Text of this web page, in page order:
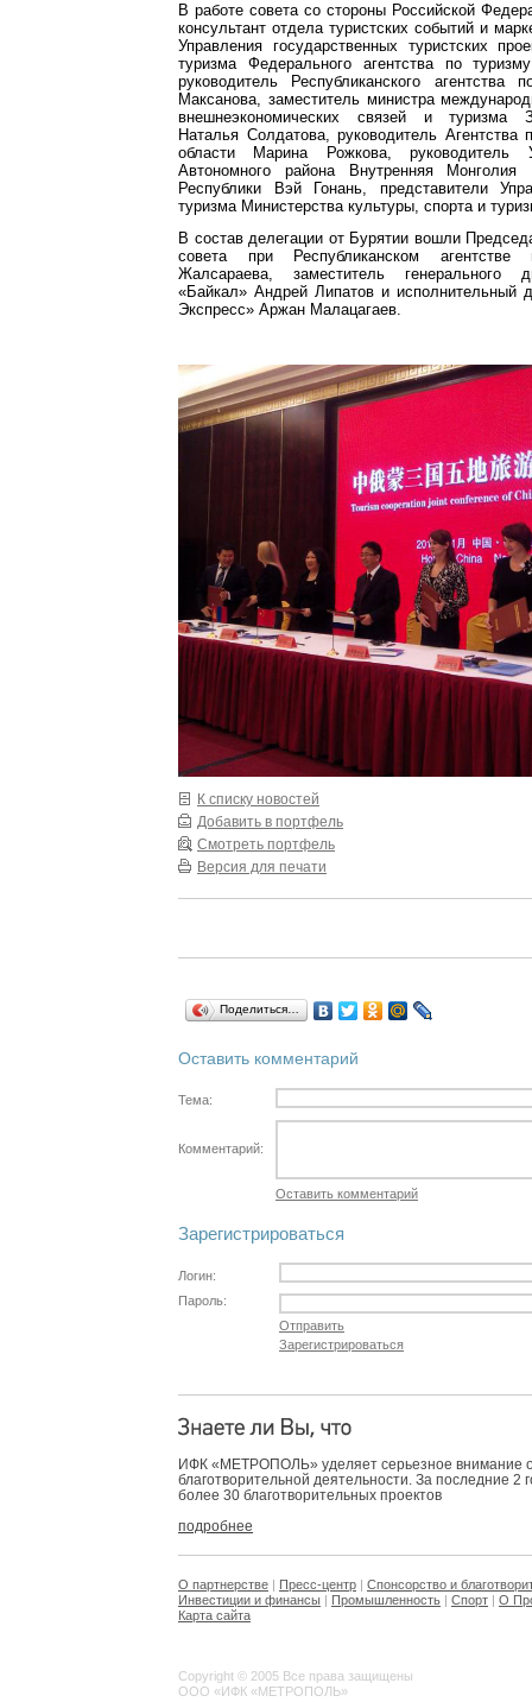
В работе совета со стороны Российской
консультант отдела туристских событий и
Управления государственных туристских
туризма Федерального агентства по
руководитель Республиканского
Максанова, заместитель министра
внешнеэкономических связей и туризма
Наталья Солдатова, руководитель Агентства
области Марина Рожкова, руководитель
Автономного района Внутренняя Монголия
Республики Вэй Гонань, представители
туризма Министерства культуры, спорта и
В состав делегации от Бурятии вошли
совета при Республиканском
Жалсараева, заместитель генерального
«Байкал» Андрей Липатов и исполнительный
Экспресс» Аржан Малацагаев.
К списку новостей
Добавить в портфель
Смотреть портфель
Версия для печати
Поделиться…
Оставить комментарий
Тема:
Комментарий:
Оставить комментарий
Зарегистрироваться
Логин:
Пароль:
Отправить
Зарегистрироваться
ИФК «МЕТРОПОЛЬ» уделяет серьезное внимание
благотворительной деятельности. За последние 2
более 30 благотворительных проектов
подробнее
О партнерстве | Пресс-центр | Спонсорство и
Инвестиции и финансы | Промышленность | Спорт | О
Карта сайта
Copyright © 2005 Все права защищены
ООО «ИФК «МЕТРОПОЛЬ»